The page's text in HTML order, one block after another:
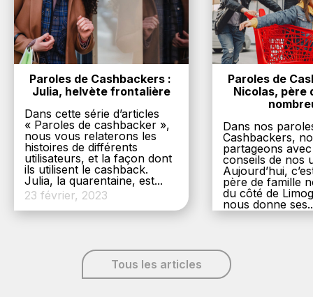
Paroles de Cashbackers :
Julia, helvète frontalière
Dans cette série d’articles
« Paroles de cashbacker »,
nous vous relaterons les
histoires de différents
utilisateurs, et la façon dont
ils utilisent le cashback.
Julia, la quarentaine, est...
23 février, 2023
Paroles de
Nicolas, père
Dans nos
Cashbackers,
partageons
conseils de nos
Aujourd’hui,
père de famille
du côté de
nous donne
6 décembre,
Tous les articles